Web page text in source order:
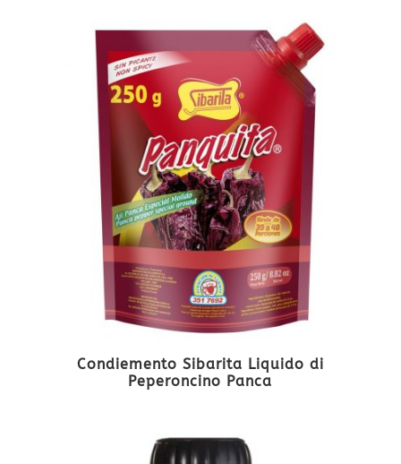
Condiemento Sibarita Liquido di
Peperoncino Panca